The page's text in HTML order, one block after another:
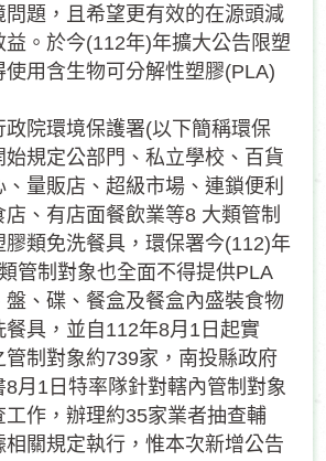
問題，且希望更有效的在源頭減
益。於今(112年)年擴大公告限塑
使用含生物可分解性塑膠(PLA)
院環境保護署(以下簡稱環保
規定公部門、私立學校、百貨
量販店、超級市場、連鎖便利
、有店面餐飲業等8 大類管制
類免洗餐具，環保署今(112)年
管制對象也全面不得提供PLA
盤、碟、餐盒及餐盒內盛裝食物
具，並自112年8月1日起實
制對象約739家，南投縣政府
月1日特率隊針對轄內管制對象
作，辦理約35家業者抽查輔
相關規定執行，惟本次新增公告